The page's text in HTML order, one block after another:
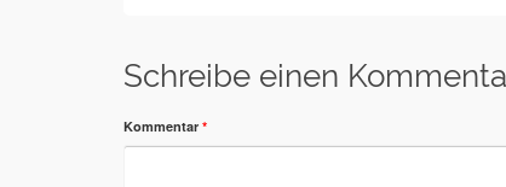
Schreibe einen
Kommentar *